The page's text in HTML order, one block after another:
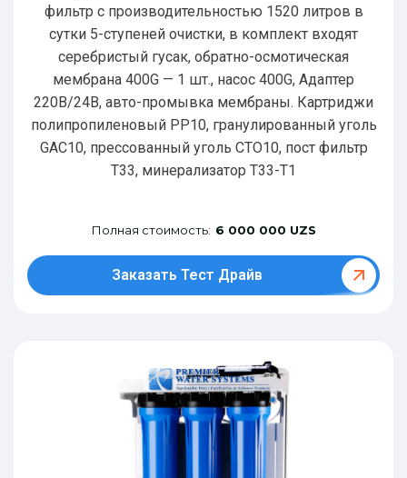
фильтр с производительностью 1520 литров в
сутки 5-ступеней очистки, в комплект входят
серебристый гусак, обратно-осмотическая
мембрана 400G — 1 шт., насос 400G, Адаптер
220В/24В, авто-промывка мембраны. Картриджи
полипропиленовый РР10, гранулированный уголь
GAC10, прессованный уголь CTO10, пост фильтр
T33, минерализатор Т33-Т1
Полная стоимость: 6 000 000 UZS
Заказать Тест Драйв